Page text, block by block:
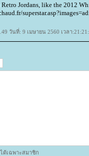
Jordans, like the 2012
วันที่: 9 เมษายน 2560 เวลา
ด้เฉพาะสมาชิก